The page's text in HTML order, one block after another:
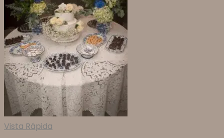
Vista Rápida